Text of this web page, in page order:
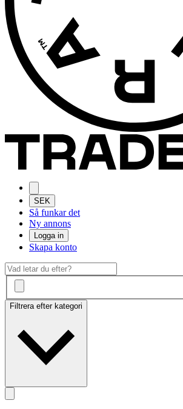
SEK
Så funkar det
Ny annons
Logga in
Skapa konto
Filtrera efter kategori